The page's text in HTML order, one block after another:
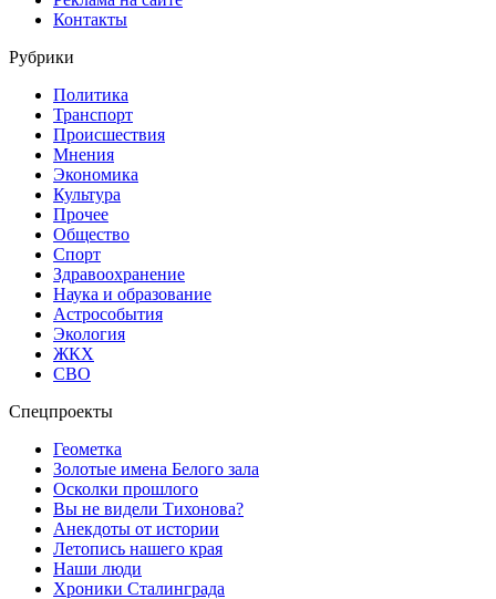
Контакты
Рубрики
Политика
Транспорт
Происшествия
Мнения
Экономика
Культура
Прочее
Общество
Спорт
Здравоохранение
Наука и образование
Астрособытия
Экология
ЖКХ
СВО
Спецпроекты
Геометка
Золотые имена Белого зала
Осколки прошлого
Вы не видели Тихонова?
Анекдоты от истории
Летопись нашего края
Наши люди
Хроники Сталинграда